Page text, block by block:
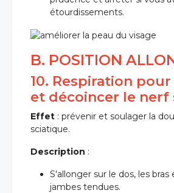
étourdissements.
B. POSITION
10. Respiration
et décoincer le nerf
Effet : prévenir et soulager la
sciatique.
Description :
S'allonger sur le dos, les bras
jambes tendues.